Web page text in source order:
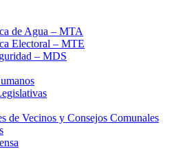
de Agua – MTA
Electoral – MTE
– MDS
de Vecinos y Consejos Comunales